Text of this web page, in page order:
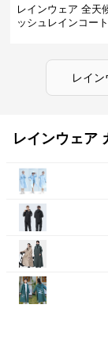
レインウェア 全天
ッシュレインコート
レイン
レインウェア